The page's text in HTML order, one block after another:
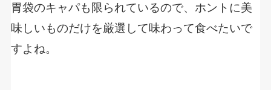
胃袋のキャパも限られているので、ホントに美
味しいものだけを厳選して味わって食べたいで
すよね。